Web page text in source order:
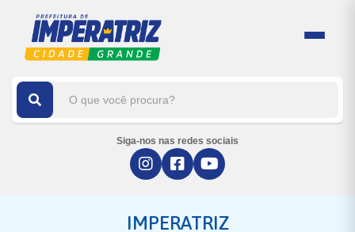
Siga-nos nas redes sociais
IMPERATRIZ